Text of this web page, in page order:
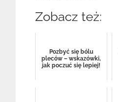
Zobacz też:
Pozbyć się bólu
pleców – wskazówki,
jak poczuć się lepiej!